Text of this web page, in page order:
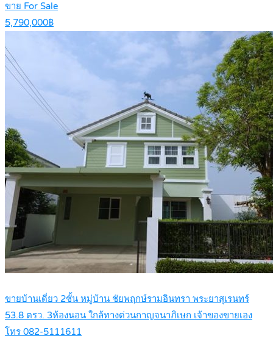
ขาย For Sale
5,790,000฿
ขายบ้านเดี่ยว 2ชั้น หมู่บ้าน ชัยพฤกษ์รามอินทรา พระยาสุเรนทร์
53.8 ตรว. 3ห้องนอน ใกล้ทางด่วนกาญจนาภิเษก เจ้าของขายเอง
โทร 082-5111611